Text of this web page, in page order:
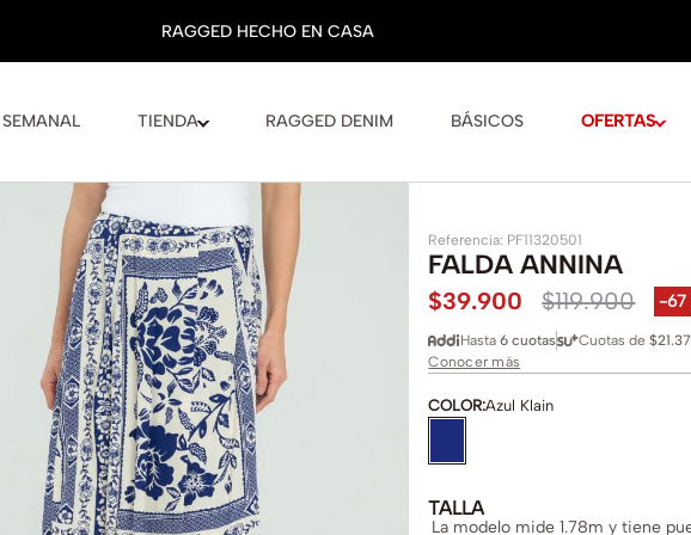
TIENDA RAGGED DENIM BÁSICOS OFERTAS
Referencia: PF11320501
FALDA ANNINA
$39.900 $119.900 -67
Hasta6 cuotas Cuotas de
Conocer más
COLOR:Azul Klain
TALLA
La modelo mide 1.78m y tiene